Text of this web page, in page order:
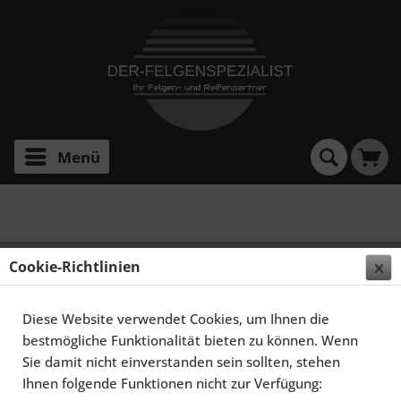
Menü
Filtern
Cookie-Richtlinien
Diese Website verwendet Cookies, um Ihnen die
bestmögliche Funktionalität bieten zu können. Wenn
Sie damit nicht einverstanden sein sollten, stehen
Ihnen folgende Funktionen nicht zur Verfügung: